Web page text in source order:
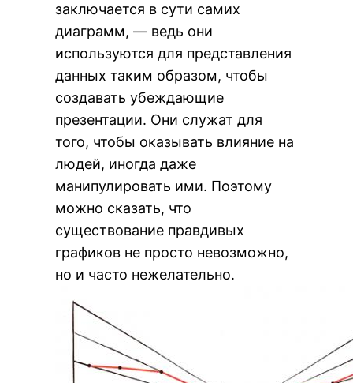
заключается в сути самих
диаграмм, — ведь они
используются для представления
данных таким образом, чтобы
создавать убеждающие
презентации. Они служат для
того, чтобы оказывать влияние на
людей, иногда даже
манипулировать ими. Поэтому
можно сказать, что
существование правдивых
графиков не просто невозможно,
но и часто нежелательно.